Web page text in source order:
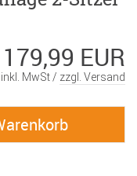
179,99 EUR
inkl. MwSt / zzgl. Versand